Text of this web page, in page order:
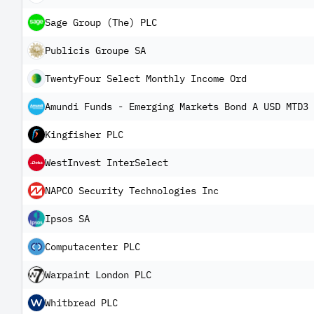
Sage Group (The) PLC
Publicis Groupe SA
TwentyFour Select Monthly Income Ord
Amundi Funds - Emerging Markets Bond A USD
Kingfisher PLC
WestInvest InterSelect
NAPCO Security Technologies Inc
Ipsos SA
Computacenter PLC
Warpaint London PLC
Whitbread PLC